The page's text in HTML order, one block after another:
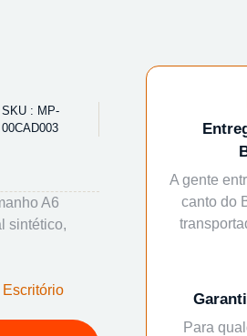
SKU : MP-
00CAD003
A6
sintético,
Escritório
A gente
canto do
Para